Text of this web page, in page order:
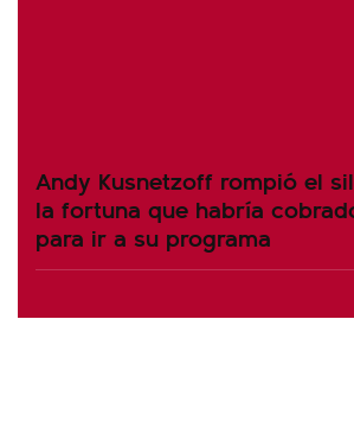
Andy Kusnetzoff rompió el
la fortuna que habría
para ir a su programa